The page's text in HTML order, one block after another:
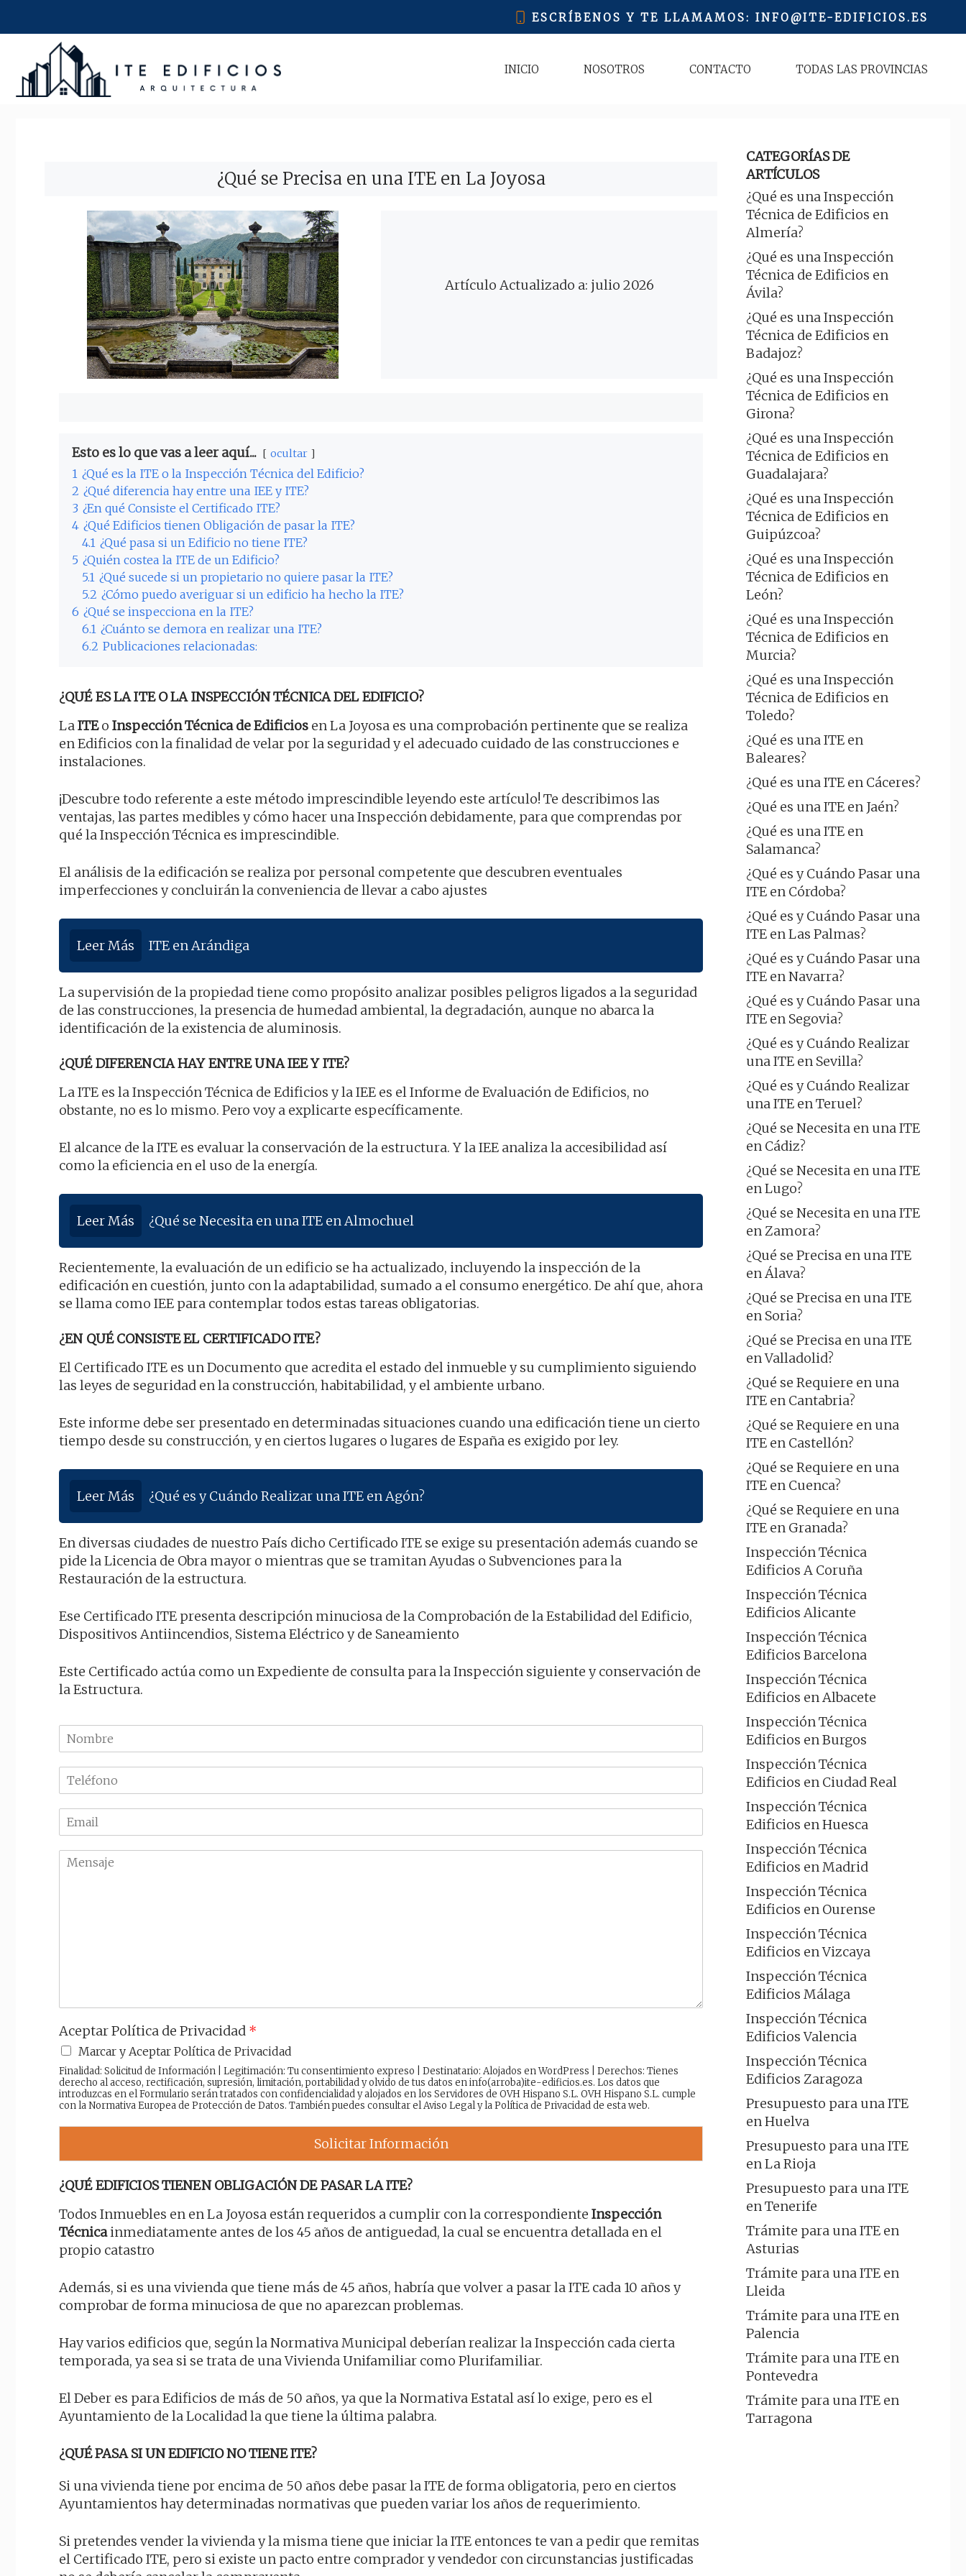
contenido
ESCRÍBENOS Y TE LLAMAMOS: INFO@ITE-EDIFICIOS.ES
INICIO NOSOTROS CONTACTO TODAS LAS PROVINCIAS
¿Qué se Precisa en una ITE en La Joyosa
Artículo Actualizado a: julio 2026
Esto es lo que vas a leer aquí... ocultar
1 ¿Qué es la ITE o la Inspección Técnica del Edificio?
2 ¿Qué diferencia hay entre una IEE y ITE?
3 ¿En qué Consiste el Certificado ITE?
4 ¿Qué Edificios tienen Obligación de pasar la ITE?
4.1 ¿Qué pasa si un Edificio no tiene ITE?
5 ¿Quién costea la ITE de un Edificio?
5.1 ¿Qué sucede si un propietario no quiere pasar la ITE?
5.2 ¿Cómo puedo averiguar si un edificio ha hecho la ITE?
6 ¿Qué se inspecciona en la ITE?
6.1 ¿Cuánto se demora en realizar una ITE?
6.2 Publicaciones relacionadas:
¿QUÉ ES LA ITE O LA INSPECCIÓN TÉCNICA DEL EDIFICIO?
LaITEo Inspección Técnica de Edificios en La Joyosa es una comprobación pertinente que se realiza
en Edificios con la finalidad de velar por la seguridad y el adecuado cuidado de las construcciones e
instalaciones.
¡Descubre todo referente a este método imprescindible leyendo este artículo! Te describimos las
ventajas, las partes medibles y cómo hacer una Inspección debidamente, para que comprendas por
qué la Inspección Técnica es imprescindible.
El análisis de la edificación se realiza por personal competente que descubren eventuales
imperfecciones y concluirán la conveniencia de llevar a cabo ajustes
Leer Más ITE en Arándiga
La supervisión de la propiedad tiene como propósito analizar posibles peligros ligados a la seguridad
de las construcciones, la presencia de humedad ambiental, la degradación, aunque no abarca la
identificación de la existencia de aluminosis.
¿QUÉ DIFERENCIA HAY ENTRE UNA IEE Y ITE?
La ITE es la Inspección Técnica de Edificios y la IEE es el Informe de Evaluación de Edificios, no
obstante, no es lo mismo. Pero voy a explicarte específicamente.
El alcance de la ITE es evaluar la conservación de la estructura. Y la IEE analiza la accesibilidad así
como la eficiencia en el uso de la energía.
Leer Más ¿Qué se Necesita en una ITE en Almochuel
Recientemente, la evaluación de un edificio se ha actualizado, incluyendo la inspección de la
edificación en cuestión, junto con la adaptabilidad, sumado a el consumo energético. De ahí que, ahora
se llama como IEE para contemplar todos estas tareas obligatorias.
¿EN QUÉ CONSISTE EL CERTIFICADO ITE?
El Certificado ITE es un Documento que acredita el estado del inmueble y su cumplimiento siguiendo
las leyes de seguridad en la construcción, habitabilidad, y el ambiente urbano.
Este informe debe ser presentado en determinadas situaciones cuando una edificación tiene un cierto
tiempo desde su construcción, y en ciertos lugares o lugares de España es exigido por ley.
Leer Más ¿Qué es y Cuándo Realizar una ITE en Agón?
En diversas ciudades de nuestro País dicho Certificado ITE se exige su presentación además cuando se
pide la Licencia de Obra mayor o mientras que se tramitan Ayudas o Subvenciones para la
Restauración de la estructura.
Ese Certificado ITE presenta descripción minuciosa de la Comprobación de la Estabilidad del Edificio,
Dispositivos Antiincendios, Sistema Eléctrico y de Saneamiento
Este Certificado actúa como un Expediente de consulta para la Inspección siguiente y conservación de
la Estructura.
N
o
m
r
e
l
f
m
a
M
Aceptar Política de Privacidad *
Marcar y Aceptar Política de Privacidad
Finalidad: Solicitud de Información | Legitimación: Tu consentimiento expreso | Destinatario: Alojados en WordPress | Derechos: Tienes
derecho al acceso, rectificación, supresión, limitación, portabilidad y olvido de tus datos en info(arroba)ite-edificios.es. Los datos que
introduzcas en el Formulario serán tratados con confidencialidad y alojados en los Servidores de OVH Hispano S.L. OVH Hispano S.L. cumple
con la Normativa Europea de Protección de Datos. También puedes consultar elAviso Legaly laPolítica de Privacidadde esta web.
Solicitar Información
¿QUÉ EDIFICIOS TIENEN OBLIGACIÓN DE PASAR LA ITE?
Todos Inmuebles en en La Joyosa están requeridos a cumplir con la correspondiente Inspección
Técnicainmediatamente antes de los 45 años de antiguedad, la cual se encuentra detallada en el
propio catastro
Además, si es una vivienda que tiene más de 45 años, habría que volver a pasar la ITE cada 10 años y
comprobar de forma minuciosa de que no aparezcan problemas.
Hay varios edificios que, según la Normativa Municipal deberían realizar la Inspección cada cierta
temporada, ya sea si se trata de una Vivienda Unifamiliar como Plurifamiliar.
El Deber es para Edificios de más de 50 años, ya que la Normativa Estatal así lo exige, pero es el
Ayuntamiento de la Localidad la que tiene la última palabra.
¿QUÉ PASA SI UN EDIFICIO NO TIENE ITE?
Si una vivienda tiene por encima de 50 años debe pasar la ITE de forma obligatoria, pero en ciertos
Ayuntamientos hay determinadas normativas que pueden variar los años de requerimiento.
Si pretendes vender la vivienda y la misma tiene que iniciar la ITE entonces te van a pedir que remitas
el Certificado ITE, pero si existe un pacto entre comprador y vendedor con circunstancias justificadas
CATEGORÍAS DE
ARTÍCULOS
¿Qué es una Inspección
Técnica de Edificios en
Almería?
¿Qué es una Inspección
Técnica de Edificios en
Ávila?
¿Qué es una Inspección
Técnica de Edificios en
Badajoz?
¿Qué es una Inspección
Técnica de Edificios en
Girona?
¿Qué es una Inspección
Técnica de Edificios en
Guadalajara?
¿Qué es una Inspección
Técnica de Edificios en
Guipúzcoa?
¿Qué es una Inspección
Técnica de Edificios en
León?
¿Qué es una Inspección
Técnica de Edificios en
Murcia?
¿Qué es una Inspección
Técnica de Edificios en
Toledo?
¿Qué es una ITE en
Baleares?
¿Qué es una ITE en Cáceres?
¿Qué es una ITE en Jaén?
¿Qué es una ITE en
Salamanca?
¿Qué es y Cuándo Pasar una
ITE en Córdoba?
¿Qué es y Cuándo Pasar una
ITE en Las Palmas?
¿Qué es y Cuándo Pasar una
ITE en Navarra?
¿Qué es y Cuándo Pasar una
ITE en Segovia?
¿Qué es y Cuándo Realizar
una ITE en Sevilla?
¿Qué es y Cuándo Realizar
una ITE en Teruel?
¿Qué se Necesita en una ITE
en Cádiz?
¿Qué se Necesita en una ITE
en Lugo?
¿Qué se Necesita en una ITE
en Zamora?
¿Qué se Precisa en una ITE
en Álava?
¿Qué se Precisa en una ITE
en Soria?
¿Qué se Precisa en una ITE
en Valladolid?
¿Qué se Requiere en una
ITE en Cantabria?
¿Qué se Requiere en una
ITE en Castellón?
¿Qué se Requiere en una
ITE en Cuenca?
¿Qué se Requiere en una
ITE en Granada?
Inspección Técnica
Edificios A Coruña
Inspección Técnica
Edificios Alicante
Inspección Técnica
Edificios Barcelona
Inspección Técnica
Edificios en Albacete
Inspección Técnica
Edificios en Burgos
Inspección Técnica
Edificios en Ciudad Real
Inspección Técnica
Edificios en Huesca
Inspección Técnica
Edificios en Madrid
Inspección Técnica
Edificios en Ourense
Inspección Técnica
Edificios en Vizcaya
Inspección Técnica
Edificios Málaga
Inspección Técnica
Edificios Valencia
Inspección Técnica
Edificios Zaragoza
Presupuesto para una ITE
en Huelva
Presupuesto para una ITE
en La Rioja
Presupuesto para una ITE
en Tenerife
Trámite para una ITE en
Asturias
Trámite para una ITE en
Lleida
Trámite para una ITE en
Palencia
Trámite para una ITE en
Pontevedra
Trámite para una ITE en
Tarragona